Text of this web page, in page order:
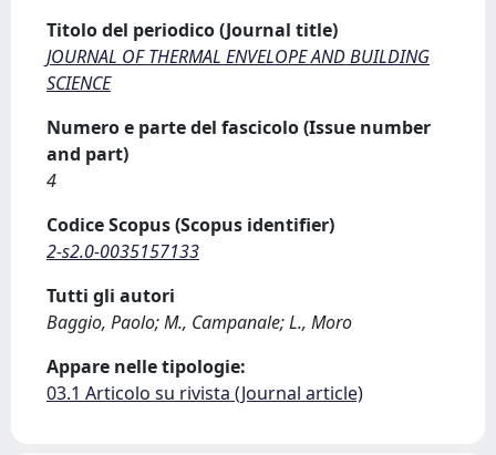
Titolo del periodico (Journal title)
JOURNAL OF THERMAL ENVELOPE AND BUILDING
SCIENCE
Numero e parte del fascicolo (Issue number
and part)
4
Codice Scopus (Scopus identifier)
2-s2.0-0035157133
Tutti gli autori
Baggio, Paolo; M., Campanale; L., Moro
Appare nelle tipologie:
03.1 Articolo su rivista (Journal article)